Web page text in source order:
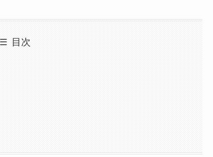
目次